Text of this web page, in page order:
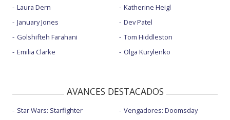
Laura Dern
January Jones
Golshifteh Farahani
Emilia Clarke
Katherine Heigl
Dev Patel
Tom Hiddleston
Olga Kurylenko
AVANCES DESTACADOS
Star Wars: Starfighter
Vengadores: Doomsday